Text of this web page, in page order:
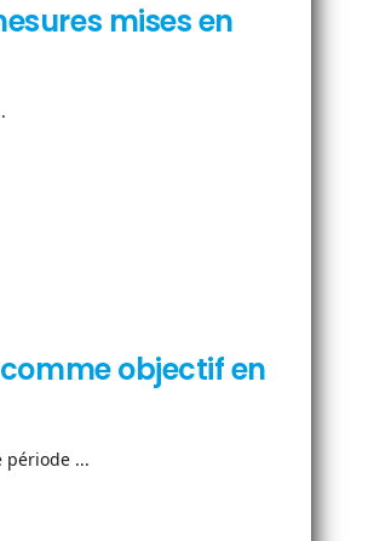
mises en
objectif en
période ...